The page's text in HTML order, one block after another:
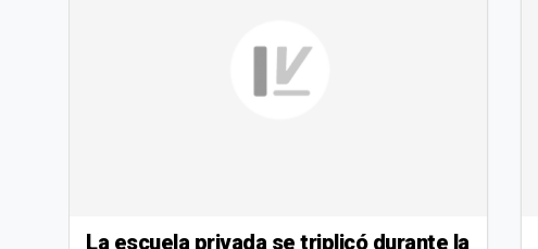
La escuela privada se triplicó durante la